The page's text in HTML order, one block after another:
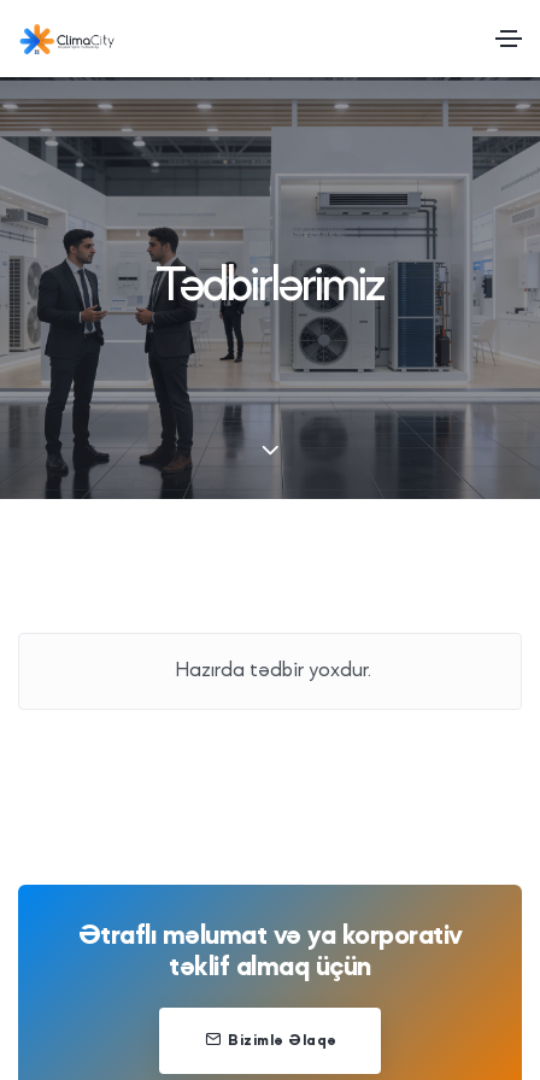
Tədbirlərimiz
Hazırda tədbir yoxdur.
Ətraflı məlumat və ya korporativ
təklif almaq üçün
Bizimlə Əlaqə